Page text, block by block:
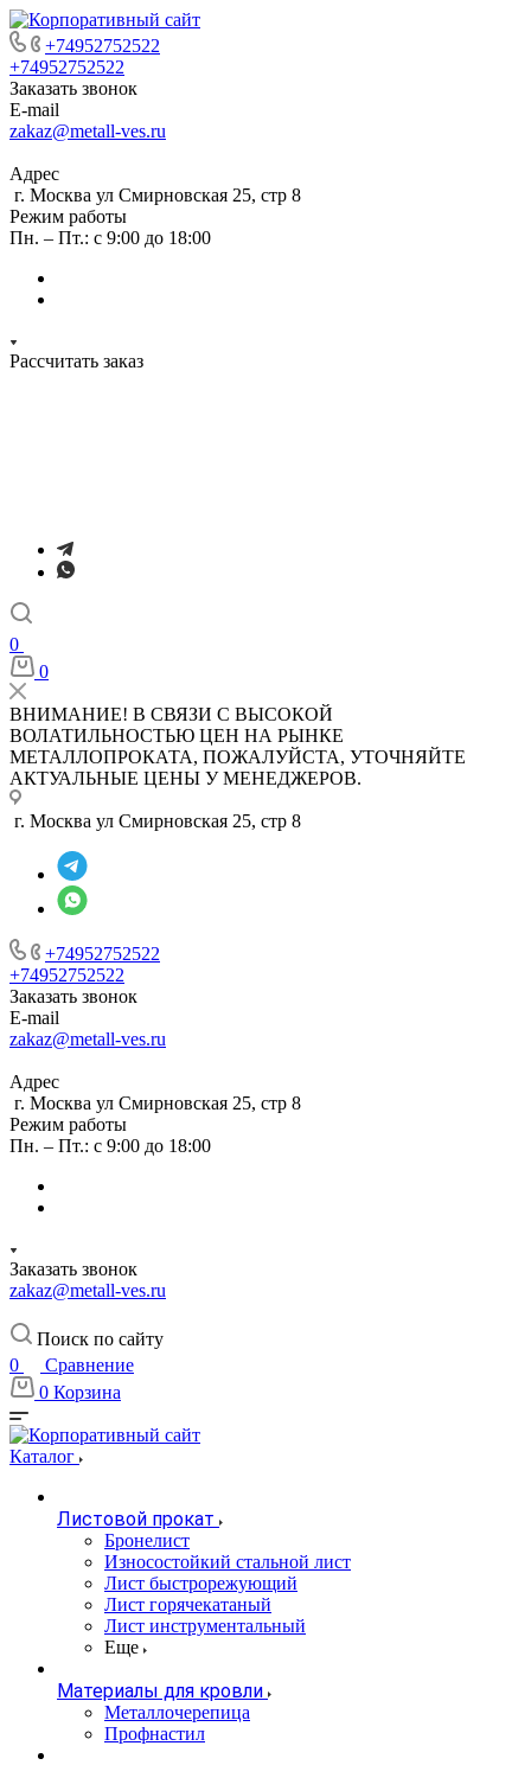
+74952752522
+74952752522
Заказать звонок
E-mail
zakaz@metall-ves.ru
Адрес
г. Москва ул Смирновская 25, стр 8
Режим работы
Пн. – Пт.: с 9:00 до 18:00
Рассчитать заказ
0
0
ВНИМАНИЕ! В СВЯЗИ С ВЫСОКОЙ
ВОЛАТИЛЬНОСТЬЮ ЦЕН НА РЫНКЕ
МЕТАЛЛОПРОКАТА, ПОЖАЛУЙСТА, УТОЧНЯЙТЕ
АКТУАЛЬНЫЕ ЦЕНЫ У МЕНЕДЖЕРОВ.
г. Москва ул Смирновская 25, стр 8
+74952752522
+74952752522
Заказать звонок
E-mail
zakaz@metall-ves.ru
Адрес
г. Москва ул Смирновская 25, стр 8
Режим работы
Пн. – Пт.: с 9:00 до 18:00
Заказать звонок
zakaz@metall-ves.ru
Поиск по сайту
0
Сравнение
0 Корзина
Каталог
Листовой прокат
Бронелист
Износостойкий стальной лист
Лист быстрорежующий
Лист горячекатаный
Лист инструментальный
Еще
Материалы для кровли
Металлочерепица
Профнастил